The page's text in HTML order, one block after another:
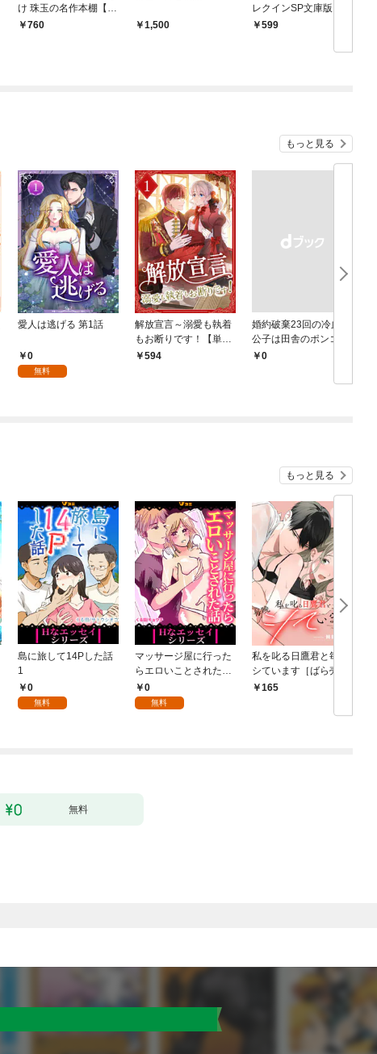
け 珠玉の名作本棚【ハ
ーレクイン文庫版】
760 1,500
レクインSP文庫版】
599
もっと見る
愛人は逃げる 第1話
0
無料
解放宣言～溺愛も執着
もお断りです！【単行
本版】 1巻
594
婚約破棄23回の冷血貴
公子は田舎のポンコツ
令嬢にふりまわされる
￥0
もっと見る
島に旅して14Pした話
1
0
無料
マッサージ屋に行った
らエロいことされた話
1 0
無料
私を叱る日鷹君と毎晩
シています［ばら売
り］ 第1話
165
無料